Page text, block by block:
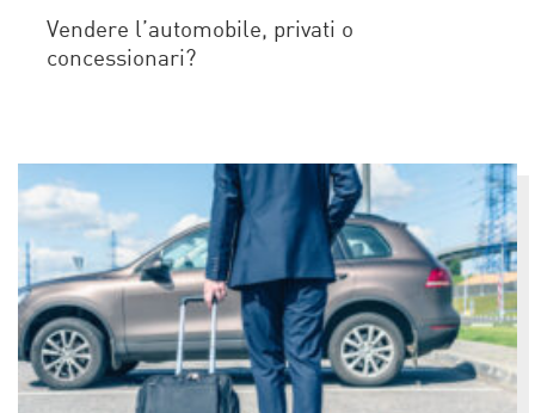
Vendere l’automobile, privati o
concessionari?